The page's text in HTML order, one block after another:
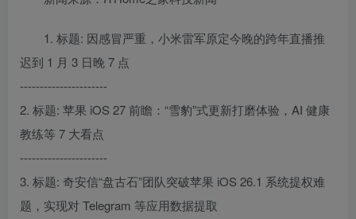
1. 标题: 因感冒严重，小米雷军原定今晚的跨年直播推
迟到 1 月 3 日晚 7 点
----------------------
2. 标题: 苹果 iOS 27 前瞻：“雪豹”式更新打磨体验，AI 健康
教练等 7 大看点
----------------------
3. 标题: 奇安信“盘古石”团队突破苹果 iOS 26.1 系统提权难
题，实现对 Telegram 等应用数据提取